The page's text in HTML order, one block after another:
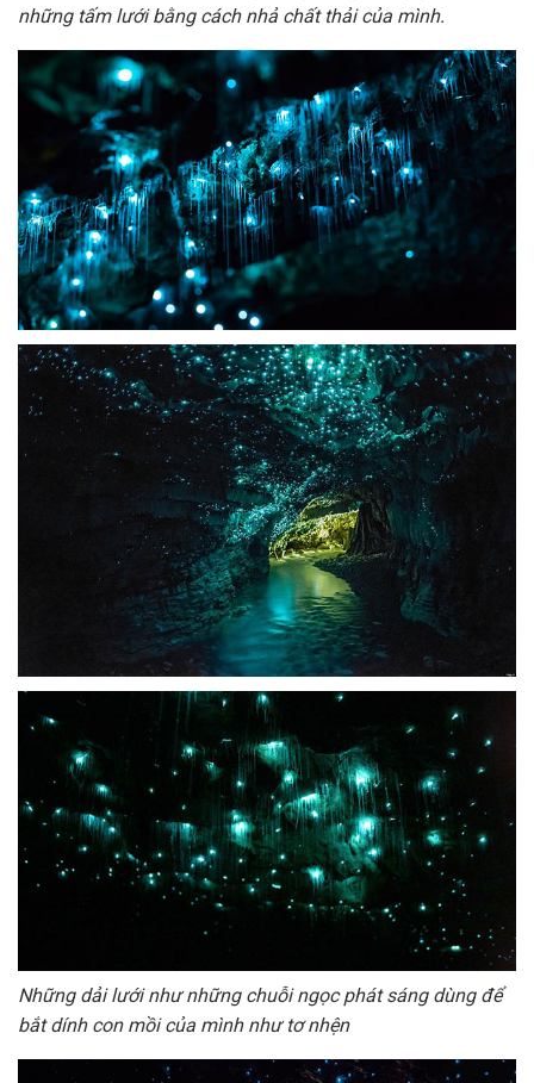
những tấm lưới bằng cách nhả chất thải của mình.
Những dải lưới như những chuỗi ngọc phát sáng dùng để
bắt dính con mồi của mình như tơ nhện